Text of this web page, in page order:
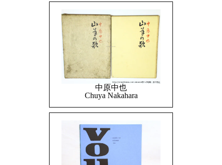
中原中也
Chuya Nakahara